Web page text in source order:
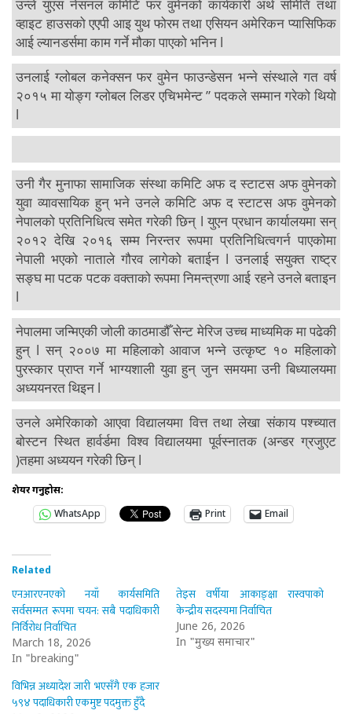
उन्ले युएस नेसनल कमिटि फर वुमेनको कार्यकारी अर्थ समिति तथा
व्हाइट हाउसको एएपी आइ युथ फोरम तथा एसियन अमेरिकन प्यासिफिक
आई ल्यानडर्समा काम गर्ने मौका पाएको भनिन l
उनलाई ग्लोबल कनेक्सन फर वुमेन फाउन्डेसन भन्ने संस्थाले गत वर्ष
२०१५ मा योङ्ग ग्लोबल लिडर एचिभमेन्ट ” पदकले सम्मान गरेको थियो
l
उनी गैर मुनाफा सामाजिक संस्था कमिटि अफ द स्टाटस अफ वुमेनको
युवा व्यावसायिक हुन् भने उनले कमिटि अफ द स्टाटस अफ वुमेनको
नेपालको प्रतिनिधित्व समेत गरेकी छिन् l युएन प्रधान कार्यालयमा सन्
२०१२ देखि २०१६ सम्म निरन्तर रूपमा प्रतिनिधित्वगर्न पाएकोमा
नेपाली भएको नाताले गौरव लागेको बताईन l उनलाई सयुक्त राष्ट्र
सङ्घ मा पटक पटक वक्ताको रूपमा निमन्त्रणा आई रहने उनले बताइन
l
नेपालमा जन्मिएकी जोली काठमाडौँ सेन्ट मेरिज उच्च माध्यमिक मा पढेकी
हुन् l सन् २००७ मा महिलाको आवाज भन्ने उत्कृष्ट १० महिलाको
पुरस्कार प्राप्त गर्ने भाग्यशाली युवा हुन् जुन समयमा उनी बिध्यालयमा
अध्ययनरत थिइन l
उनले अमेरिकाको आएवा विद्यालयमा वित्त तथा लेखा संकाय पश्च्यात
बोस्टन स्थित हार्वर्डमा विश्व विद्यालयमा पूर्वस्नातक (अन्डर ग्रजुएट
)तहमा अध्ययन गरेकी छिन् l
शेयर गर्नुहोस:
WhatsApp
Print Email
Related
एनआरएनएको नयाँ कार्यसमिति
सर्वसम्मत रूपमा चयन: सबै पदाधिकारी
निर्विरोध निर्वाचित
March 18, 2026
In "breaking"
तेइस वर्षीया आकाङ्क्षा रास्वपाको
केन्द्रीय सदस्यमा निर्वाचित
June 26, 2026
In "मुख्य समाचार"
विभिन्न अध्यादेश जारी भएसँगै एक हजार
५९४ पदाधिकारी एकमुष्ट पदमुक्त हुँदै